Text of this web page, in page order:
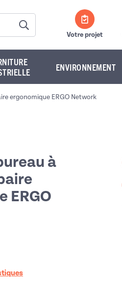
Votre projet
ENVIRONNEMENT
ergonomique ERGO Network
à
ERGO